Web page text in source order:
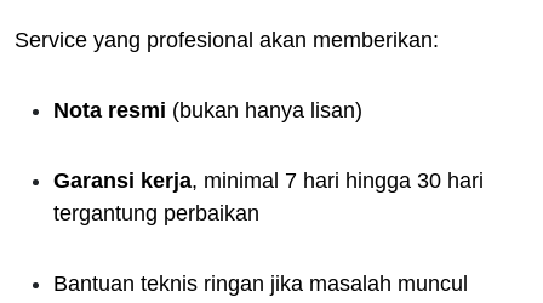
Service yang profesional akan memberikan:
Nota resmi (bukan hanya lisan)
Garansi kerja, minimal 7 hari hingga 30 hari
tergantung perbaikan
Bantuan teknis ringan jika masalah muncul